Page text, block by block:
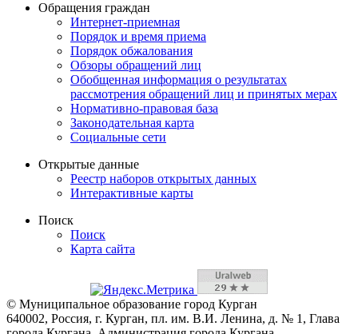
Обращения граждан
Интернет-приемная
Порядок и время приема
Порядок обжалования
Обзоры обращений лиц
Обобщенная информация о результатах
рассмотрения обращений лиц и принятых мерах
Нормативно-правовая база
Законодательная карта
Социальные сети
Открытые данные
Реестр наборов открытых данных
Интерактивные карты
Поиск
Поиск
Карта сайта
© Муниципальное образование город Курган
640002, Россия, г. Курган, пл. им. В.И. Ленина, д. № 1, Глава